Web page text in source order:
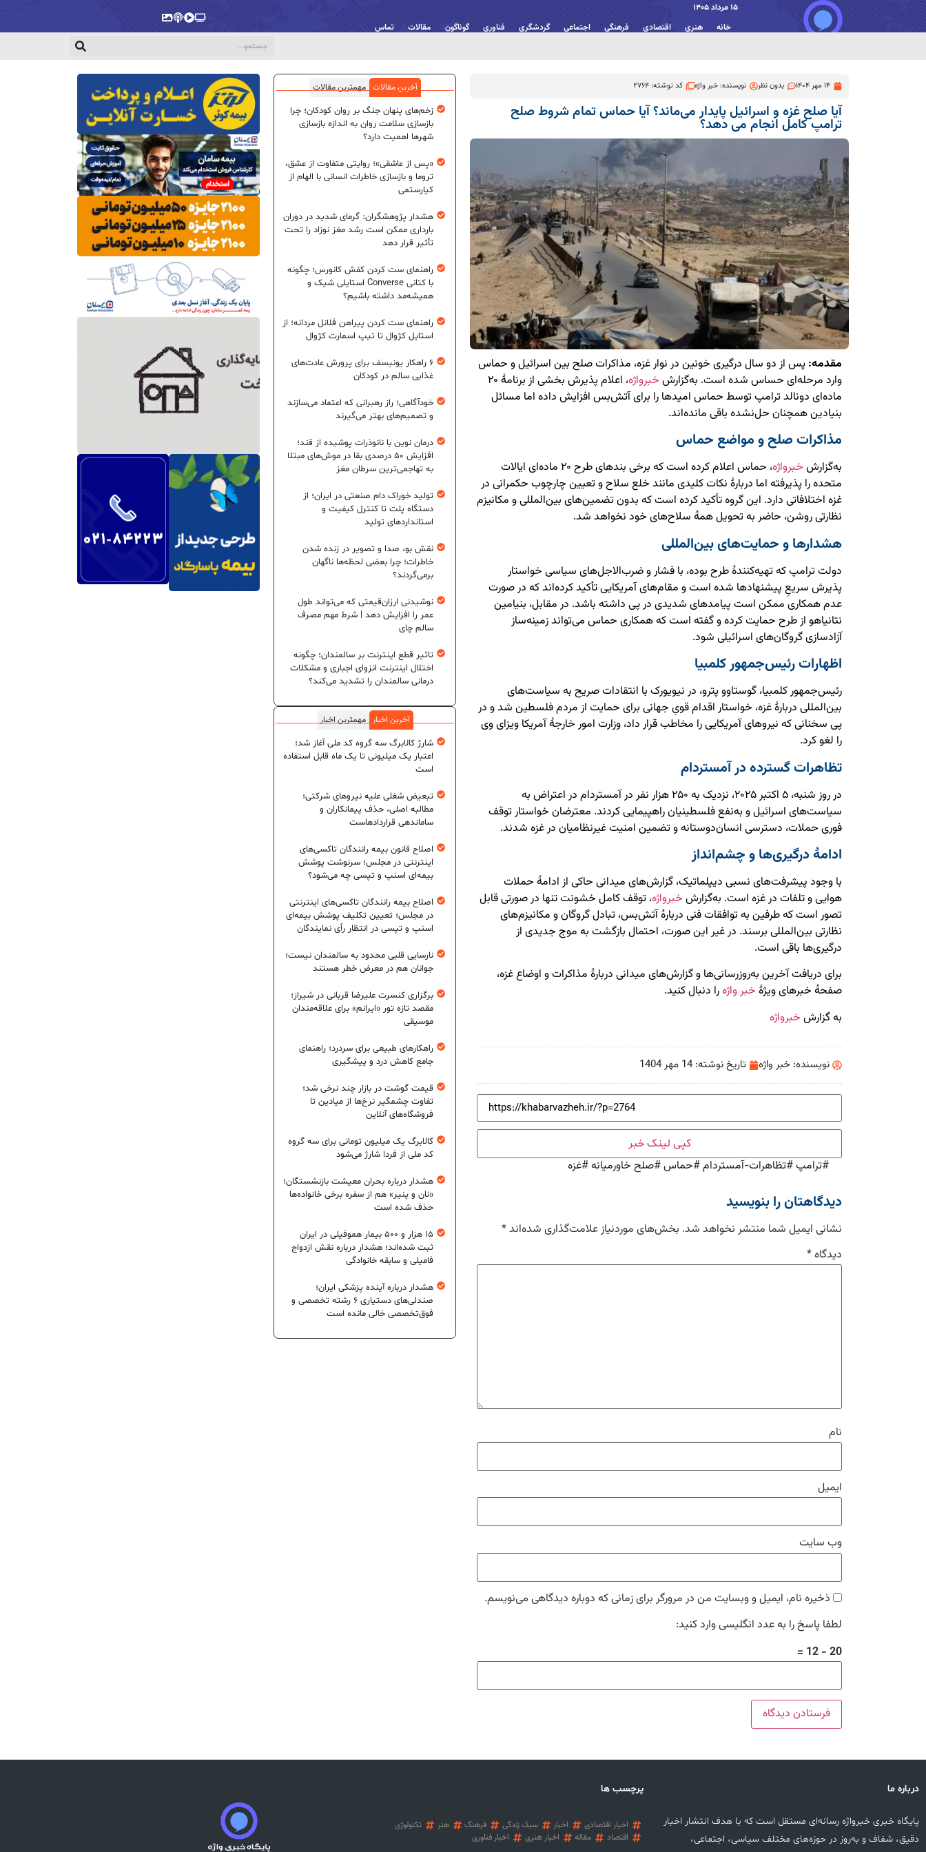
15 مرداد 1405
خانه هنری اقتصادی فرهنگی اجتماعی گردشگری فناوری گوناگون مقالات تماس
پخش‌زندهویدیو
پادکستگالری
14 مهر 1404 بدون نظر نویسنده:خبر واژه کد نوشته: 2764
آیا صلح غزه و اسرائیل پایدار می‌ماند؟ آیا حماس تمام شروط صلح
ترامپ کامل انجام می دهد؟
مقدمه: پس از دو سال درگیری خونین در نوار غزه، مذاکرات صلح بین اسرائیل و حماس
وارد مرحله‌ای حساس شده است. به‌گزارش خبرواژه
، اعلام پذیرش بخشی از برنامهٔ ۲۰
ماده‌ای دونالد ترامپ توسط حماس امیدها را برای آتش‌بس افزایش داده اما مسائل
بنیادین همچنان حل‌نشده باقی مانده‌اند.
مذاکرات صلح و مواضع حماس
به‌گزارش خبرواژه
، حماس اعلام کرده است که برخی بندهای طرح ۲۰ ماده‌ای ایالات
متحده را پذیرفته اما دربارهٔ نکات کلیدی مانند خلع سلاح و تعیین چارچوب حکمرانی در
غزه اختلافاتی دارد. این گروه تأکید کرده است که بدون تضمین‌های بین‌المللی و مکانیزم
نظارتی روشن، حاضر به تحویل همۀ سلاح‌های خود نخواهد شد.
هشدارها و حمایت‌های بین‌المللی
دولت ترامپ که تهیه‌کنندهٔ طرح بوده، با فشار و ضرب‌الاجل‌های سیاسی خواستار
پذیرش سریعِ پیشنهادها شده است و مقام‌های آمریکایی تأکید کرده‌اند که در صورت
عدم همکاری ممکن است پیامدهای شدیدی در پی داشته باشد. در مقابل، بنیامین
نتانیاهو از طرح حمایت کرده و گفته است که همکاری حماس می‌تواند زمینه‌ساز
آزادسازی گروگان‌های اسرائیلی شود.
اظهارات رئیس‌جمهور کلمبیا
رئیس‌جمهور کلمبیا، گوستاوو پترو، در نیویورک با انتقادات صریح به سیاست‌های
بین‌المللی دربارهٔ غزه، خواستار اقدام قویِ جهانی برای حمایت از مردم فلسطین شد و در
پی سخنانی که نیروهای آمریکایی را مخاطب قرار داد، وزارت امور خارجهٔ آمریکا ویزای وی
را لغو کرد.
تظاهرات گسترده در آمستردام
در روز شنبه، ۵ اکتبر ۲۰۲۵، نزدیک به ۲۵۰ هزار نفر در آمستردام در اعتراض به
سیاست‌های اسرائیل و به‌نفع فلسطینیان راهپیمایی کردند. معترضان خواستار توقف
فوری حملات، دسترسی انسان‌دوستانه و تضمین امنیت غیرنظامیان در غزه شدند.
ادامهٔ درگیری‌ها و چشم‌انداز
با وجود پیشرفت‌های نسبی دیپلماتیک، گزارش‌های میدانی حاکی از ادامۀ حملات
هوایی و تلفات در غزه است. به‌گزارش خبرواژه، توقف کامل خشونت تنها در صورتی قابل
تصور است که طرفین به توافقات فنی دربارهٔ آتش‌بس، تبادل گروگان و مکانیزم‌های
نظارتی بین‌المللی برسند. در غیر این صورت، احتمال بازگشت به موج جدیدی از
درگیری‌ها باقی است.
برای دریافت آخرین به‌روزرسانی‌ها و گزارش‌های میدانی دربارهٔ مذاکرات و اوضاع غزه،
صفحهٔ خبرهای ویژهٔ خبر واژهرا دنبال کنید.
به گزارش خبرواژه
نویسنده: خبر واژه تاریخ نوشته: 14 مهر 1404
کپی لینک خبر
#ترامپ#تظاهرات-آمستردام#حماس#صلح خاورمیانه#غزه
دیدگاهتان را بنویسید
نشانی ایمیل شما منتشر نخواهد شد. بخش‌های موردنیاز علامت‌گذاری شده‌اند*
دیدگاه*
نام
ایمیل
وب‌ سایت
ذخیره نام، ایمیل و وبسایت من در مرورگر برای زمانی که دوباره دیدگاهی می‌نویسم.
لطفا پاسخ را به عدد انگلیسی وارد کنید:
20 − 12 =
آخرین مقالات مهمترین مقالات
زخم‌های پنهان جنگ بر روان کودکان؛ چرا
بازسازی سلامت روان به اندازه بازسازی
شهرها اهمیت دارد؟
«پس از عاشقی»؛ روایتی متفاوت از عشق،
تروما و بازسازی خاطرات انسانی با الهام از
کیارستمی
هشدار پژوهشگران: گرمای شدید در دوران
بارداری ممکن است رشد مغز نوزاد را تحت
تأثیر قرار دهد
راهنمای ست کردن کفش کانورس؛ چگونه
با کتانی Converse استایلی شیک و
همیشه‌مد داشته باشیم؟
راهنمای ست کردن پیراهن فلانل مردانه؛ از
استایل کژوال تا تیپ اسمارت کژوال
۶ راهکار یونیسف برای پرورش عادت‌های
غذایی سالم در کودکان
خودآگاهی؛ راز رهبرانی که اعتماد می‌سازند
و تصمیم‌های بهتر می‌گیرند
درمان نوین با نانوذرات پوشیده از قند؛
افزایش ۵۰ درصدی بقا در موش‌های مبتلا
به تهاجمی‌ترین سرطان مغز
تولید خوراک دام صنعتی در ایران؛ از
دستگاه پلت تا کنترل کیفیت و
استانداردهای تولید
نقش بو، صدا و تصویر در زنده شدن
خاطرات؛ چرا بعضی لحظه‌ها ناگهان
برمی‌گردند؟
نوشیدنی ارزان‌قیمتی که می‌تواند طول
عمر را افزایش دهد | شرط مهم مصرف
سالم چای
تاثیر قطع اینترنت بر سالمندان؛ چگونه
اختلال اینترنت انزوای اجباری و مشکلات
درمانی سالمندان را تشدید می‌کند؟
آخرین اخبار
مهمترین اخبار
شارژ کالابرگ سه گروه کد ملی آغاز شد؛
اعتبار یک میلیونی تا یک ماه قابل استفاده
است
تبعیض شغلی علیه نیروهای شرکتی؛
مطالبه اصلی، حذف پیمانکاران و
ساماندهی قراردادهاست
اصلاح قانون بیمه رانندگان تاکسی‌های
اینترنتی در مجلس؛ سرنوشت پوشش
بیمه‌ای اسنپ و تپسی چه می‌شود؟
اصلاح بیمه رانندگان تاکسی‌های اینترنتی
در مجلس؛ تعیین تکلیف پوشش بیمه‌ای
اسنپ و تپسی در انتظار رأی نمایندگان
نارسایی قلبی محدود به سالمندان نیست؛
جوانان هم در معرض خطر هستند
برگزاری کنسرت علیرضا قربانی در شیراز؛
مقصد تازه تور «ایرانم» برای علاقه‌مندان
موسیقی
راهکارهای طبیعی برای سردرد؛ راهنمای
جامع کاهش درد و پیشگیری
قیمت گوشت در بازار چند نرخی شد؛
تفاوت چشمگیر نرخ‌ها از میادین تا
فروشگاه‌های آنلاین
کالابرگ یک میلیون تومانی برای سه گروه
کد ملی از فردا شارژ می‌شود
هشدار درباره بحران معیشت بازنشستگان؛
«نان و پنیر» هم از سفره برخی خانواده‌ها
حذف شده است
۱۵ هزار و ۵۰۰ بیمار هموفیلی در ایران
ثبت شده‌اند؛ هشدار درباره نقش ازدواج
فامیلی و سابقه خانوادگی
هشدار درباره آینده پزشکی ایران؛
صندلی‌های دستیاری ۶ رشته تخصصی و
فوق‌تخصصی خالی مانده است
درباره ما
پایگاه خبری خبرواژه رسانه‌ای مستقل است که با هدف انتشار اخبار
دقیق، شفاف و به‌روز در حوزه‌های مختلف سیاسی، اجتماعی،
پرچسب ها
اخبار اقتصادی اخبار سبک زندگی فرهنگ هنر
تکنولوژی
اقتصاد
مقاله اخبار هنری اخبار فناوری